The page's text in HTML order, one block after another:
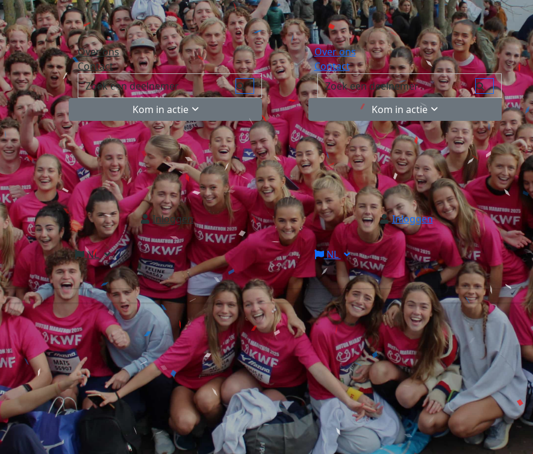
Over ons
Contact
Kom in actie
Inloggen
NL
Over ons
Contact
Kom in actie
Inloggen
NL